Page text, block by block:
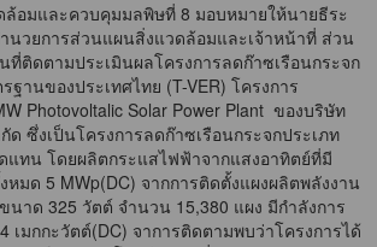
มและควบคุมมลพิษที่ 8 มอบหมายให้นายธีระ
วยการส่วนแผนสิ่งแวดล้อมและเจ้าหน้าที่ ส่วน
ติดตามประเมินผลโครงการลดก๊าซเรือนกระจก
านของประเทศไทย (T-VER) โครงการ
Photovoltalic Solar Power Plant ของบริษัท
ด ซึ่งเป็นโครงการลดก๊าซเรือนกระจกประเภท
ทน โดยผลิตกระแสไฟฟ้าจากแสงอาทิตย์ที่มี
หมด 5 MWp(DC) จากการติดตั้งแผงผลิตพลังงาน
นาด 325 วัตต์ จำนวน 15,380 แผง มีกำลังการ
เมกกะวัตต์(DC) จาการติดตามพบว่าโครงการได้